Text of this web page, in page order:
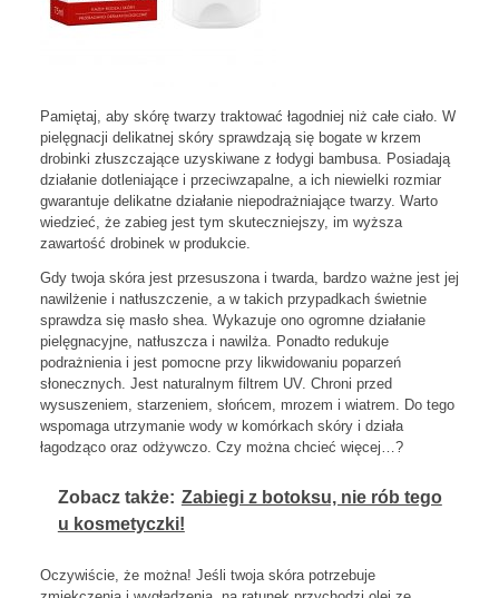
Pamiętaj, aby skórę twarzy traktować łagodniej niż całe ciało. W
pielęgnacji delikatnej skóry sprawdzają się bogate w krzem
drobinki złuszczające uzyskiwane z łodygi bambusa. Posiadają
działanie dotleniające i przeciwzapalne, a ich niewielki rozmiar
gwarantuje delikatne działanie niepodrażniające twarzy. Warto
wiedzieć, że zabieg jest tym skuteczniejszy, im wyższa
zawartość drobinek w produkcie.
Gdy twoja skóra jest przesuszona i twarda, bardzo ważne jest jej
nawilżenie i natłuszczenie, a w takich przypadkach świetnie
sprawdza się masło shea. Wykazuje ono ogromne działanie
pielęgnacyjne, natłuszcza i nawilża. Ponadto redukuje
podrażnienia i jest pomocne przy likwidowaniu poparzeń
słonecznych. Jest naturalnym filtrem UV. Chroni przed
wysuszeniem, starzeniem, słońcem, mrozem i wiatrem. Do tego
wspomaga utrzymanie wody w komórkach skóry i działa
łagodząco oraz odżywczo. Czy można chcieć więcej…?
Zobacz także: Zabiegi z botoksu, nie rób tego
u kosmetyczki!
Oczywiście, że można! Jeśli twoja skóra potrzebuje